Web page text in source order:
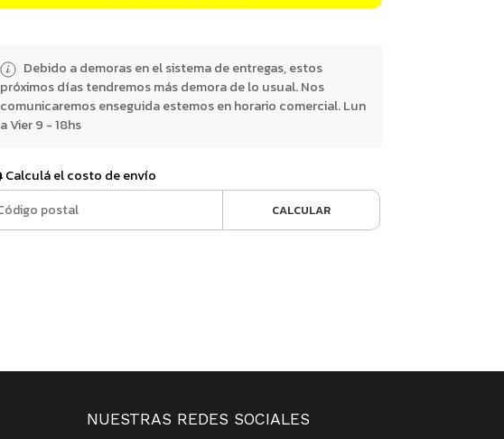
Debido a demoras en el sistema de entregas, estos
próximos días tendremos más demora de lo usual. Nos
comunicaremos enseguida estemos en horario comercial. Lun
a Vier 9 - 18hs
Calculá el costo de envío
CALCULAR
NUESTRAS REDES SOCIALES